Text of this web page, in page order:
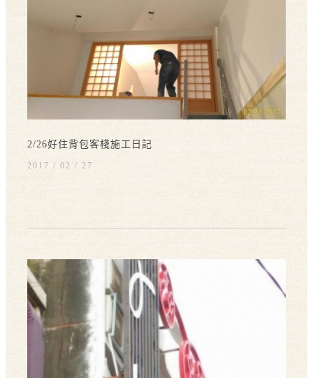
2/26好住背包客棧施工日記
2017 / 02 27